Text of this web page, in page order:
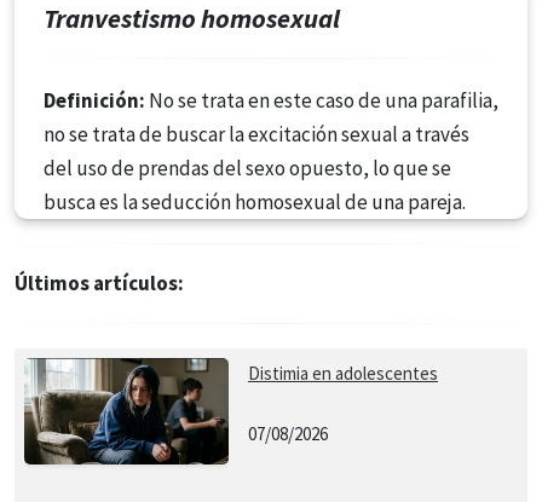
Tranvestismo homosexual
Definición: No se trata en este caso de una parafilia,
no se trata de buscar la excitación sexual a través
del uso de prendas del sexo opuesto, lo que se
busca es la seducción homosexual de una pareja.
Últimos artículos:
Distimia en adolescentes
07/08/2026